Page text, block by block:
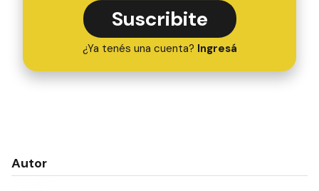
Suscribite
¿Ya tenés una cuenta? Ingresá
Autor